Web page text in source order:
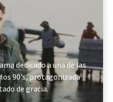
dedicado a una de las
90's, protagonizada
de gracia.